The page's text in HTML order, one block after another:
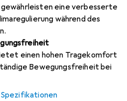
eine verbesserte
während des
einen hohen Tragekomfort
Bewegungsfreiheit bei